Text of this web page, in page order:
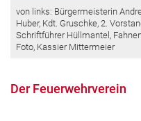
von links: Bürgermeisterin
Huber, Kdt. Gruschke, 2.
Schriftführer Hüllmantel,
Foto, Kassier Mittermeier
Der Feuerwehrverein